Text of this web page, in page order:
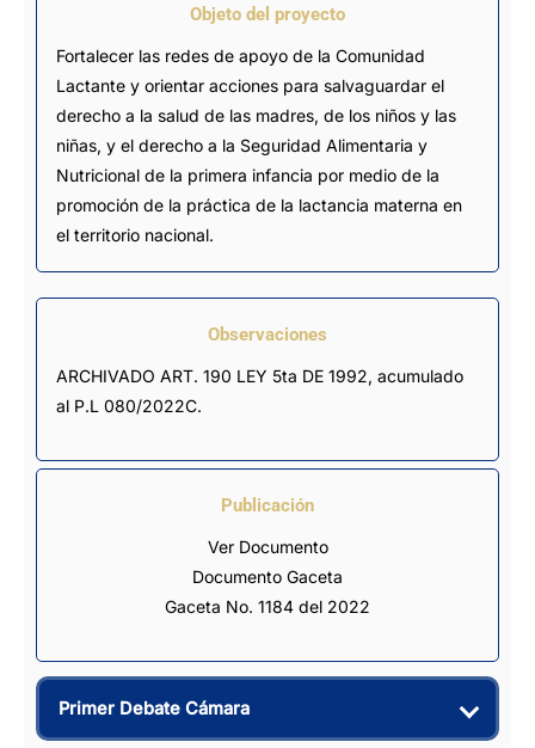
Objeto del proyecto
Fortalecer las redes de apoyo de la Comunidad
Lactante y orientar acciones para salvaguardar el
derecho a la salud de las madres, de los niños y las
niñas, y el derecho a la Seguridad Alimentaria y
Nutricional de la primera infancia por medio de la
promoción de la práctica de la lactancia materna en
el territorio nacional.
Observaciones
ARCHIVADO ART. 190 LEY 5ta DE 1992, acumulado
al P.L 080/2022C.
Publicación
Ver Documento
Documento Gaceta
Gaceta No. 1184 del 2022
Primer Debate Cámara